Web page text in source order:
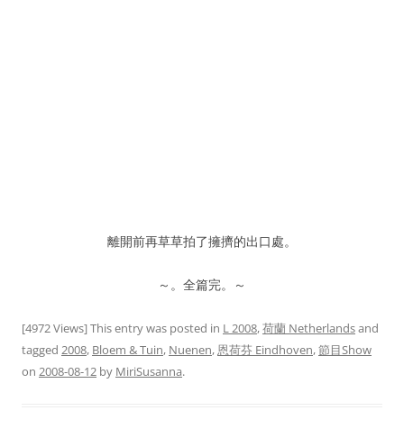
離開前再草草拍了擁擠的出口處。
～。全篇完。～
[4972 Views] This entry was posted in L 2008,荷蘭 Netherlandsand
tagged 2008, Bloem & Tuin, Nuenen,恩荷芬 Eindhoven,節目Show
on 2008-08-12 by MiriSusanna.